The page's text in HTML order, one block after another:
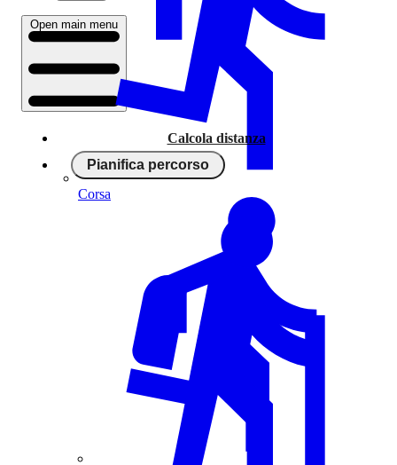
Open main menu
Calcola distanza
Pianifica percorso
Corsa